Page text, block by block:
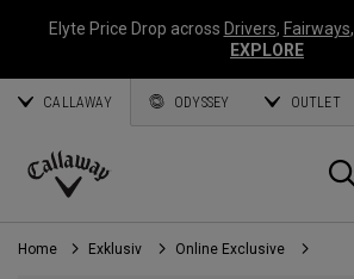
Elyte Price Drop across Drivers, Fairways,
EXPLORE
CALLAWAY ODYSSEY OUTLET
Callaway
Golf
Home Exklusiv Online Exclusive